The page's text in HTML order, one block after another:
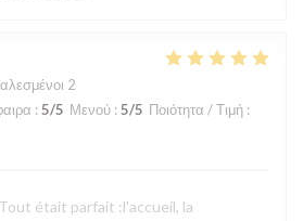
2
: 5/5 Μενού : 5/5 Ποιότητα / Τιμή :
était parfait :l'accueil, la